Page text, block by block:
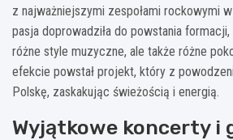
z najważniejszymi zespołami rockowymi
pasja doprowadziła do powstania
różne style muzyczne, ale także różne
efekcie powstał projekt, który z
Polskę, zaskakując świeżością i energią.
Wyjątkowe koncerty i